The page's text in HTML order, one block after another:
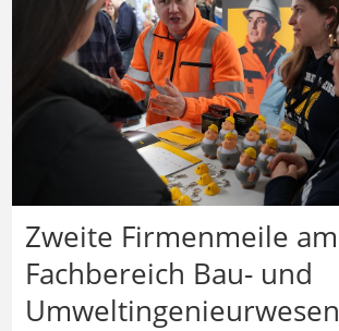
Zweite Firmenmeile am
Fachbereich Bau- und
Umweltingenieurwesen